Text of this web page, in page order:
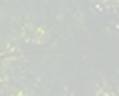
aus dem WRRL-
Durch das Programm soll die
der fachliche Austausch zwischen
gefördert werden. Es wird die
Bäche von der Quelle bis zur
kompletten Projektlaufzeit ist die